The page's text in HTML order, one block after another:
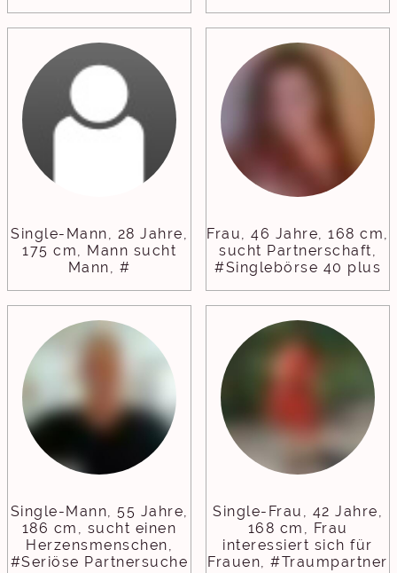
Single-Mann, 28 Jahre,
175 cm, Mann sucht
Mann, #
Frau, 46 Jahre, 168 cm,
sucht Partnerschaft,
#Singlebörse 40 plus
Single-Mann, 55 Jahre,
186 cm, sucht einen
Herzensmenschen,
#Seriöse Partnersuche
Single-Frau, 42 Jahre,
168 cm, Frau
interessiert sich für
Frauen, #Traumpartner